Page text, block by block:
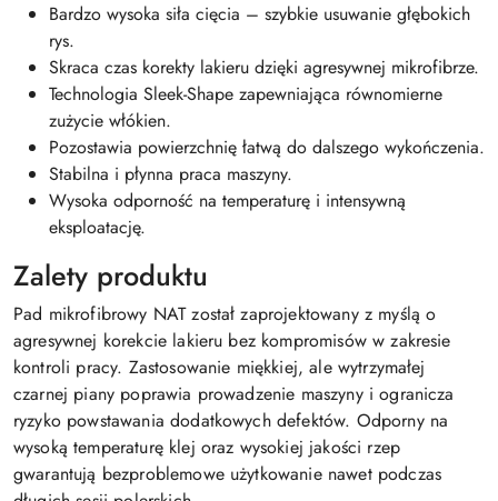
Bardzo wysoka siła cięcia – szybkie usuwanie głębokich
rys.
Skraca czas korekty lakieru dzięki agresywnej mikrofibrze.
Technologia Sleek-Shape zapewniająca równomierne
zużycie włókien.
Pozostawia powierzchnię łatwą do dalszego wykończenia.
Stabilna i płynna praca maszyny.
Wysoka odporność na temperaturę i intensywną
eksploatację.
Zalety produktu
Pad mikrofibrowy NAT został zaprojektowany z myślą o
agresywnej korekcie lakieru bez kompromisów w zakresie
kontroli pracy. Zastosowanie miękkiej, ale wytrzymałej
czarnej piany poprawia prowadzenie maszyny i ogranicza
ryzyko powstawania dodatkowych defektów. Odporny na
wysoką temperaturę klej oraz wysokiej jakości rzep
gwarantują bezproblemowe użytkowanie nawet podczas